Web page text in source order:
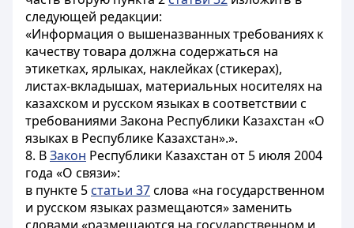
следующей редакции:
«Информация о вышеназванных требованиях к
качеству товара должна содержаться на
этикетках, ярлыках, наклейках (стикерах),
листах-вкладышах, материальных носителях на
казахском и русском языках в соответствии с
требованиями Закона Республики Казахстан «О
языках в Республике Казахстан».».
8. ВЗакон Республики Казахстан от 5 июля 2004
года «О связи»:
в пункте 5 статьи 37слова «на государственном
и русском языках размещаются» заменить